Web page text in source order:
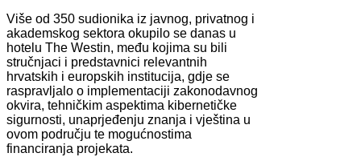
Više od 350 sudionika iz javnog, privatnog i
akademskog sektora okupilo se danas u
hotelu The Westin, među kojima su bili
stručnjaci i predstavnici relevantnih
hrvatskih i europskih institucija, gdje se
raspravljalo o implementaciji zakonodavnog
okvira, tehničkim aspektima kibernetičke
sigurnosti, unaprjeđenju znanja i vještina u
ovom području te mogućnostima
financiranja projekata.